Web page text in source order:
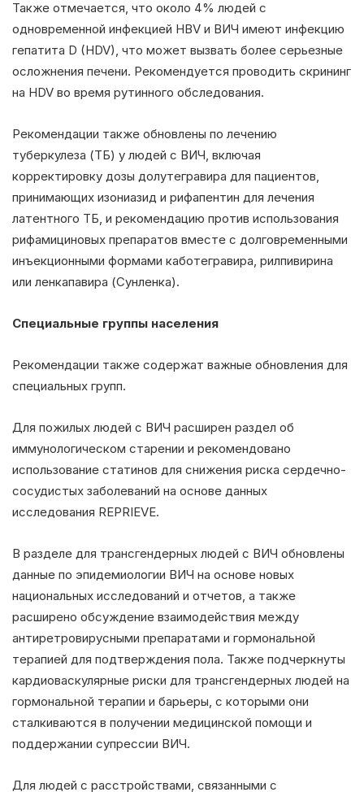
Также отмечается, что около 4% людей с
одновременной инфекцией HBV и ВИЧ имеют инфекцию
гепатита D (HDV), что может вызвать более серьезные
осложнения печени. Рекомендуется проводить скрининг
на HDV во время рутинного обследования.
Рекомендации также обновлены по лечению
туберкулеза (ТБ) у людей с ВИЧ, включая
корректировку дозы долутегравира для пациентов,
принимающих изониазид и рифапентин для лечения
латентного ТБ, и рекомендацию против использования
рифамициновых препаратов вместе с долговременными
инъекционными формами каботегравира, рилпивирина
или ленкапавира (Сунленка).
Специальные группы населения
Рекомендации также содержат важные обновления для
специальных групп.
Для пожилых людей с ВИЧ расширен раздел об
иммунологическом старении и рекомендовано
использование статинов для снижения риска сердечно-
сосудистых заболеваний на основе данных
исследования REPRIEVE.
В разделе для трансгендерных людей с ВИЧ обновлены
данные по эпидемиологии ВИЧ на основе новых
национальных исследований и отчетов, а также
расширено обсуждение взаимодействия между
антиретровирусными препаратами и гормональной
терапией для подтверждения пола. Также подчеркнуты
кардиоваскулярные риски для трансгендерных людей на
гормональной терапии и барьеры, с которыми они
сталкиваются в получении медицинской помощи и
поддержании супрессии ВИЧ.
Для людей с расстройствами, связанными с